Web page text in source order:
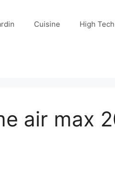
Cuisine High Tech
air max